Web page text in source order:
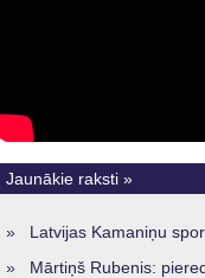
Jaunākie raksti »
» Latvijas Kamaniņu sporta federācijā ievēlēta vadība nākamajam
» Mārtiņš Rubenis: pieredze, ceļš un skatījums uz